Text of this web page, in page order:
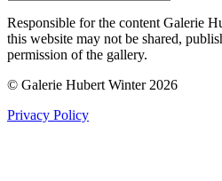
Responsible for the content Galerie
this website may not be shared,
permission of the gallery.
© Galerie Hubert Winter 2026
Privacy Policy